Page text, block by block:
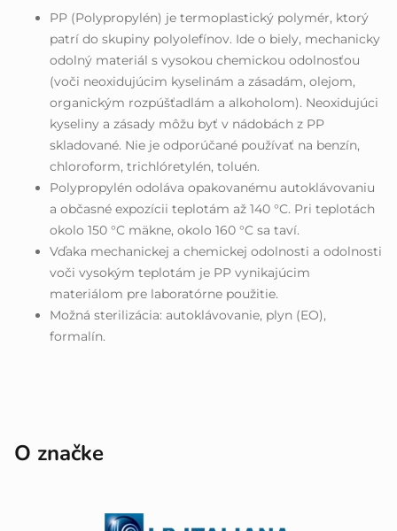
PP (Polypropylén) je termoplastický polymér, ktorý
patrí do skupiny polyolefínov. Ide o biely, mechanicky
odolný materiál s vysokou chemickou odolnosťou
(voči neoxidujúcim kyselinám a zásadám, olejom,
organickým rozpúšťadlám a alkoholom). Neoxidujúci
kyseliny a zásady môžu byť v nádobách z PP
skladované. Nie je odporúčané používať na benzín,
chloroform, trichlóretylén, toluén.
Polypropylén odoláva opakovanému autoklávovaniu
a občasné expozícii teplotám až 140 °C. Pri teplotách
okolo 150 °C mäkne, okolo 160 °C sa taví.
Vďaka mechanickej a chemickej odolnosti a odolnosti
voči vysokým teplotám je PP vynikajúcim
materiálom pre laboratórne použitie.
Možná sterilizácia: autoklávovanie, plyn (EO),
formalín.
O značke